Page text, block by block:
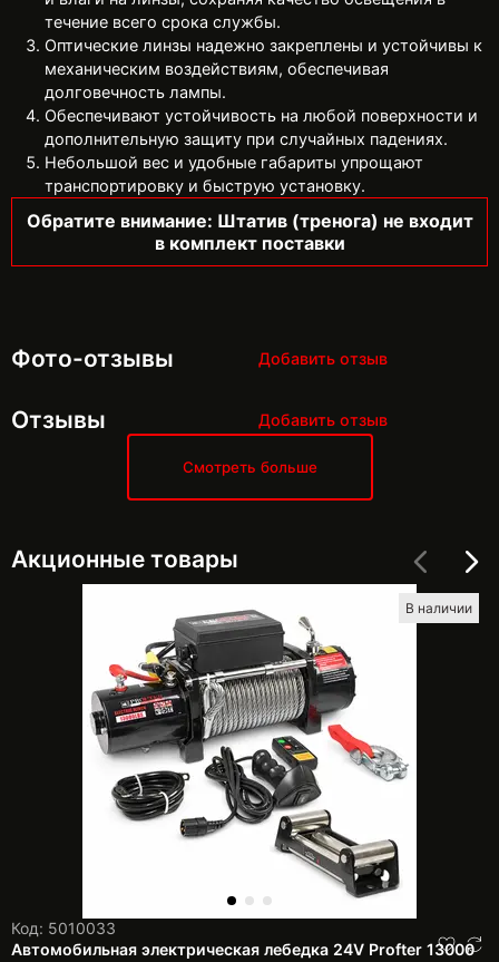
течение всего срока службы.
Оптические линзы надежно закреплены и устойчивы к
механическим воздействиям, обеспечивая
долговечность лампы.
Обеспечивают устойчивость на любой поверхности и
дополнительную защиту при случайных падениях.
Небольшой вес и удобные габариты упрощают
транспортировку и быструю установку.
Обратите внимание: Штатив (тренога) не входит
в комплект поставки
Фото-отзывы Добавить отзыв
Отзывы Добавить отзыв
Смотреть больше
Акционные товары
В наличии
Код: 5010033
Автомобильная электрическая лебедка 24V Profter 13000